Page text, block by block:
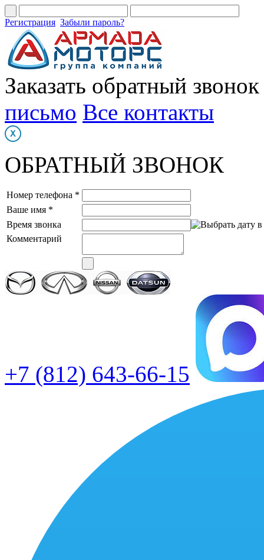
Регистрация Забыли пароль?
Заказать обратный звонок
письмо Все контакты
ОБРАТНЫЙ ЗВОНОК
Номер телефона *
Ваше имя *
Время звонка
Комментарий
+7 (812) 643-66-15